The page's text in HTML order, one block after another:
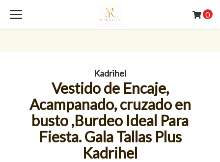
0
Kadrihel
Vestido de Encaje,
Acampanado, cruzado en
busto ,Burdeo Ideal Para
Fiesta. Gala Tallas Plus
Kadrihel